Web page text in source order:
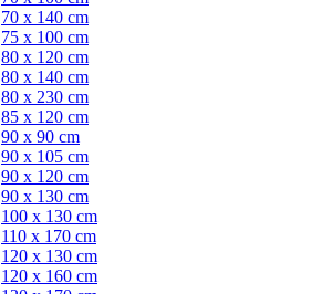
70 x 140 cm
75 x 100 cm
80 x 120 cm
80 x 140 cm
80 x 230 cm
85 x 120 cm
90 x 90 cm
90 x 105 cm
90 x 120 cm
90 x 130 cm
100 x 130 cm
110 x 170 cm
120 x 130 cm
120 x 160 cm